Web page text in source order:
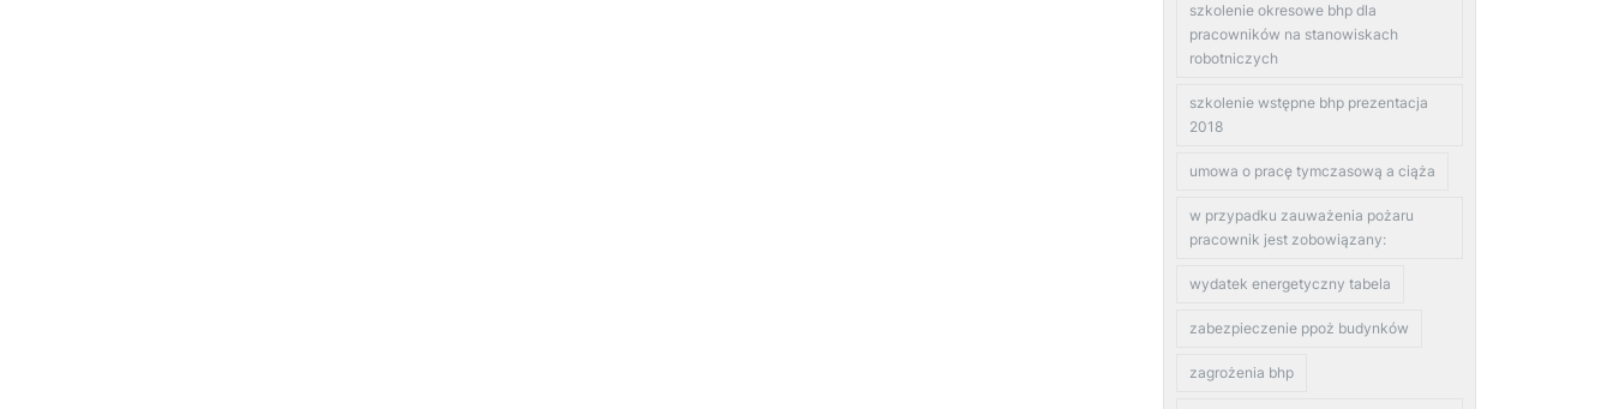
szkolenie okresowe bhp dla
pracowników na stanowiskach
robotniczych
szkolenie wstępne bhp prezentacja
2018
umowa o pracę tymczasową a ciąża
w przypadku zauważenia pożaru
pracownik jest zobowiązany:
wydatek energetyczny tabela
zabezpieczenie ppoż budynków
zagrożenia bhp